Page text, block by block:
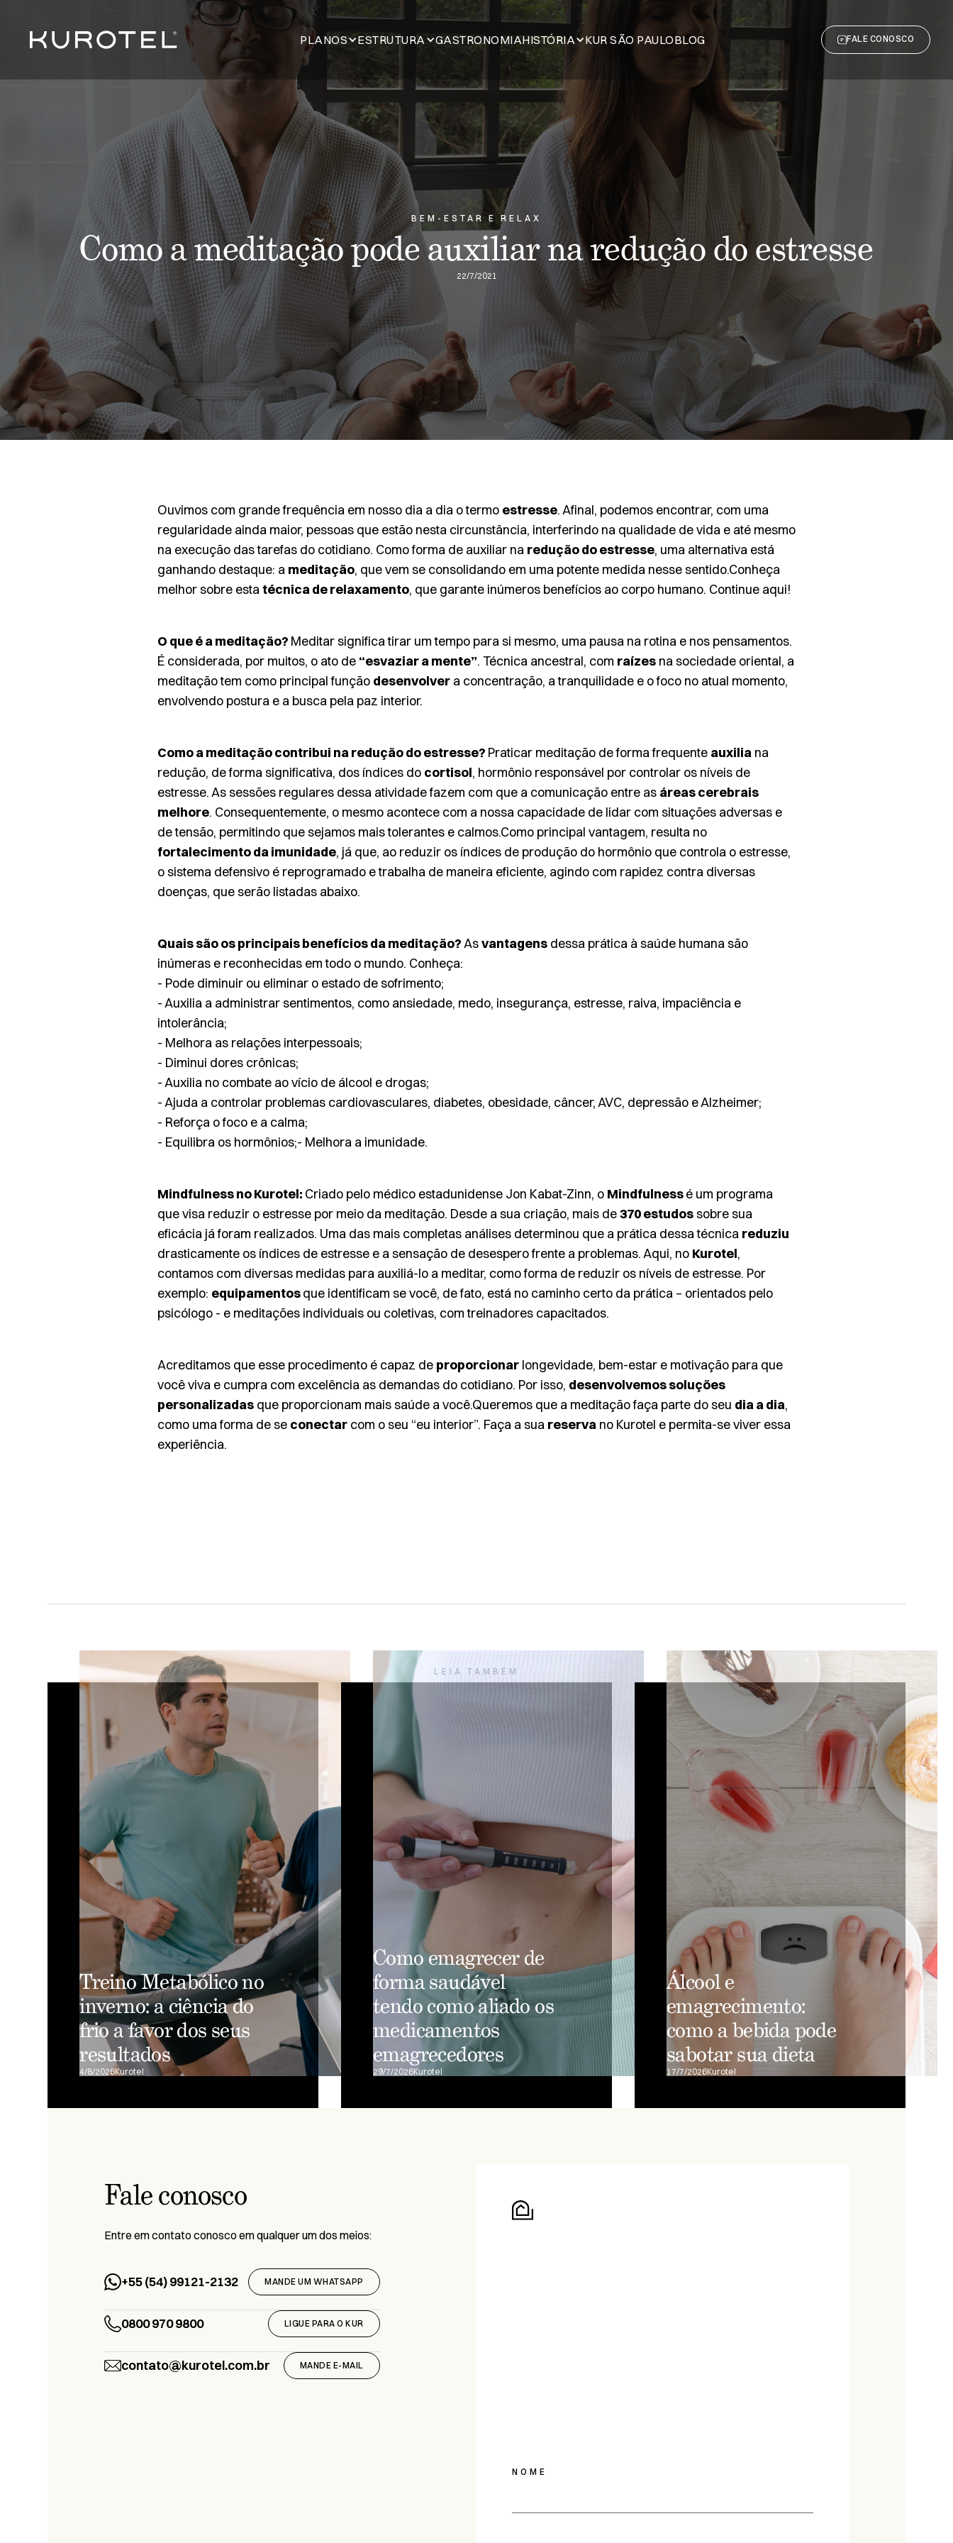
PLANOS ESTRUTURA GASTRONOMIAHISTÓRIA KUR SÃO PAULOBLOG FALE CONOSCO
BEM-ESTAR E RELAX
Como a meditação pode auxiliar na redução do estresse
22/7/2021
Ouvimos com grande frequência em nosso dia a dia o termo estresse. Afinal, podemos encontrar, com uma
regularidade ainda maior, pessoas que estão nesta circunstância, interferindo na qualidade de vida e até mesmo
na execução das tarefas do cotidiano. Como forma de auxiliar na redução do estresse, uma alternativa está
ganhando destaque: a meditação, que vem se consolidando em uma potente medida nesse sentido.Conheça
melhor sobre estatécnica de relaxamento, que garante inúmeros benefícios ao corpo humano. Continue aqui!
O que é a meditação? Meditar significa tirar um tempo para si mesmo, uma pausa na rotina e nos pensamentos.
É considerada, por muitos, o ato de “esvaziar a mente”. Técnica ancestral, com raízes na sociedade oriental, a
meditação tem como principal função desenvolver a concentração, a tranquilidade e o foco no atual momento,
envolvendo postura e a busca pela paz interior.
Como a meditação contribui na redução do estresse? Praticar meditação de forma frequente auxilia na
redução, de forma significativa, dos índices do cortisol, hormônio responsável por controlar os níveis de
estresse. As sessões regulares dessa atividade fazem com que a comunicação entre as áreas cerebrais
melhore. Consequentemente, o mesmo acontece com a nossa capacidade de lidar com situações adversas e
de tensão, permitindo que sejamos mais tolerantes e calmos.Como principal vantagem, resulta no
fortalecimento da imunidade, já que, ao reduzir os índices de produção do hormônio que controla o estresse,
o sistema defensivo é reprogramado e trabalha de maneira eficiente, agindo com rapidez contra diversas
doenças, que serão listadas abaixo.
Quais são os principais benefícios da meditação?Asvantagens dessa prática à saúde humana são
inúmeras e reconhecidas em todo o mundo. Conheça:
- Pode diminuir ou eliminar o estado de sofrimento;
- Auxilia a administrar sentimentos, como ansiedade, medo, insegurança, estresse, raiva, impaciência e
intolerância;
- Melhora as relações interpessoais;
- Diminui dores crônicas;
- Auxilia no combate ao vício de álcool e drogas;
- Ajuda a controlar problemas cardiovasculares, diabetes, obesidade, câncer, AVC, depressão e Alzheimer;
- Reforça o foco e a calma;
- Equilibra os hormônios;- Melhora a imunidade.
Mindfulness no Kurotel: Criado pelo médico estadunidense Jon Kabat-Zinn, o Mindfulnessé um programa
que visa reduzir o estresse por meio da meditação. Desde a sua criação, mais de370 estudossobre sua
eficácia já foram realizados. Uma das mais completas análises determinou que a prática dessa técnica reduziu
drasticamente os índices de estresse e a sensação de desespero frente a problemas. Aqui, no Kurotel,
contamos com diversas medidas para auxiliá-lo a meditar, como forma de reduzir os níveis de estresse. Por
exemplo: equipamentosque identificam se você, de fato, está no caminho certo da prática – orientados pelo
psicólogo - e meditações individuais ou coletivas, com treinadores capacitados.
Acreditamos que esse procedimento é capaz de proporcionar longevidade, bem-estar e motivação para que
você viva e cumpra com excelência as demandas do cotidiano. Por isso, desenvolvemos soluções
personalizadas que proporcionam mais saúde a você.Queremos que a meditação faça parte do seu dia a dia,
como uma forma de se conectar com o seu “eu interior”. Faça a sua reserva no Kurotel e permita-se viver essa
experiência.
LEIA TAMBÉM
Treino Metabólico no
inverno: a ciência do
frio a favor dos seus
resultados
4/8/2026Kurotel
Como emagrecer de
forma saudável
tendo como aliado os
medicamentos
emagrecedores
29/7/2026Kurotel
Álcool e
emagrecimento:
como a bebida pode
sabotar sua dieta
17/7/2026Kurotel
Fale conosco
Entre em contato conosco em qualquer um dos meios:
+55 (54) 99121-2132 MANDE UM WHATSAPP
0800 970 9800 LIGUE PARA O KUR
contato@kurotel.com.br MANDE E-MAIL
NOME